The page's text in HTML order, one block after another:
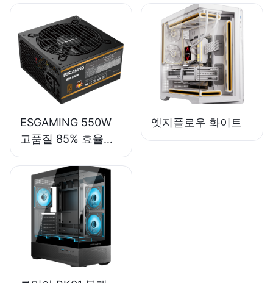
스크탑 PC 파워 서플
라이 ESB650W
ESGAMING 550W
고품질 85% 효율
80+ 브론즈 데스크
탑 PC 파워 서플라이
ESB550W
엣지플로우 화이트